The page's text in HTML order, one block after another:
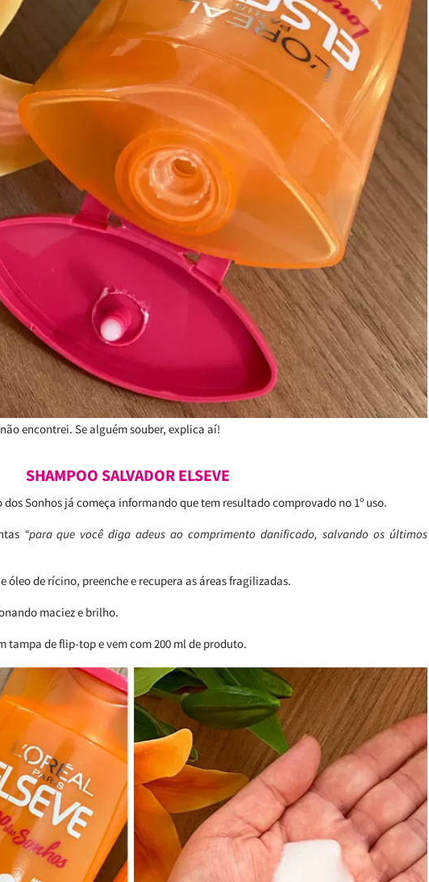
encontrei. Se alguém souber, explica aí!
SHAMPOO SALVADOR ELSEVE
Sonhos já começa informando que tem resultado comprovado no 1º uso.
“para que você diga adeus ao comprimento danificado, salvando os últimos
de rícino, preenche e recupera as áreas fragilizadas.
maciez e brilho.
tampa de flip-top e vem com 200 ml de produto.